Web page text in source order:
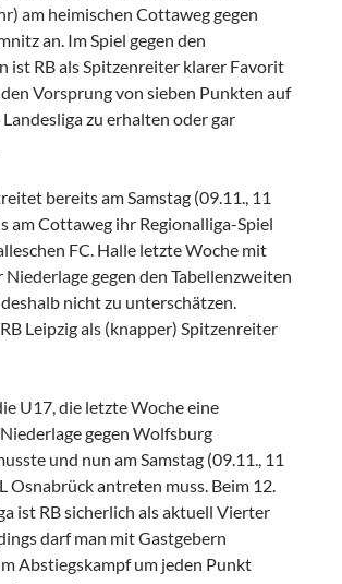
am heimischen Cottaweg gegen
an. Im Spiel gegen den
ist RB als Spitzenreiter klarer Favorit
Vorsprung von sieben Punkten auf
zu erhalten oder gar
bereits am Samstag (09.11., 11
am Cottaweg ihr Regionalliga-Spiel
FC. Halle letzte Woche mit
gegen den Tabellenzweiten
nicht zu unterschätzen.
Leipzig als (knapper) Spitzenreiter
U17, die letzte Woche eine
gegen Wolfsburg
und nun am Samstag (09.11., 11
Osnabrück antreten muss. Beim 12.
ist RB sicherlich als aktuell Vierter
darf man mit Gastgebern
Abstiegskampf um jeden Punkt